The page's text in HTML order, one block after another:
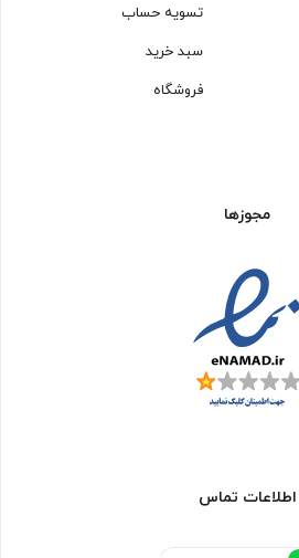
تسویه حساب
سبد خرید
فروشگاه
مجوزها
اطلاعات تماس